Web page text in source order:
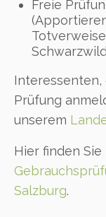
Freie
Interessenten,
Prüfung
unserem
Hier finden
Salzburg.